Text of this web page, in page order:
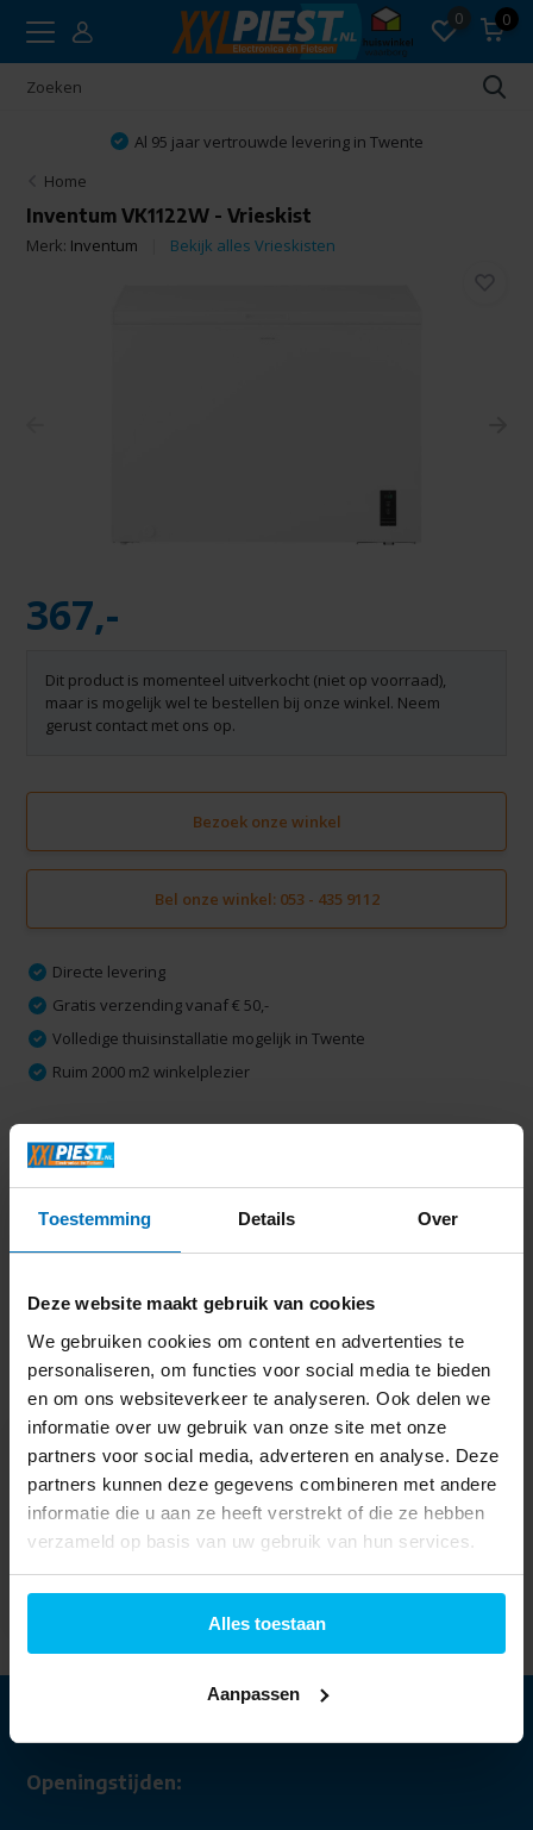
Toestemming Details Over
Deze website maakt gebruik van cookies
We gebruiken cookies om content en advertenties te
personaliseren, om functies voor social media te bieden
en om ons websiteverkeer te analyseren. Ook delen we
informatie over uw gebruik van onze site met onze
partners voor social media, adverteren en analyse. Deze
partners kunnen deze gegevens combineren met andere
informatie die u aan ze heeft verstrekt of die ze hebben
verzameld op basis van uw gebruik van hun services.
Alles toestaan
Aanpassen
0 0
Al 95 jaar vertrouwde levering in Twente
Home
Inventum VK1122W - Vrieskist
Merk: Inventum Bekijk alles Vrieskisten
367,-
Dit product is momenteel uitverkocht (niet op voorraad),
maar is mogelijk wel te bestellen bij onze winkel. Neem
gerust contact met ons op.
Bezoek onze winkel
Bel onze winkel: 053 - 435 9112
Directe levering
Gratis verzending vanaf € 50,-
Volledige thuisinstallatie mogelijk in Twente
Ruim 2000 m2 winkelplezier
Productomschrijving
Delen
Laatst bekeken
Inventum VK1122W -
Vrieskist
367,-
Openingstijden: